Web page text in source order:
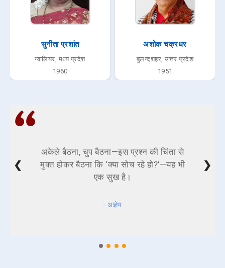
सुनीता प्रशांत
ग्वालियर, मध्य प्रदेश
1960
अशोक चक्रधर
बुलन्दशहर, उत्तर प्रदेश
1951
अकेले बैठना, चुप बैठना—इस प्रश्न की चिंता से
मुक्त होकर बैठना कि ‘क्या सोच रहे हो?’—यह भी
एक सुख है।
- अज्ञेय
❮ ❯